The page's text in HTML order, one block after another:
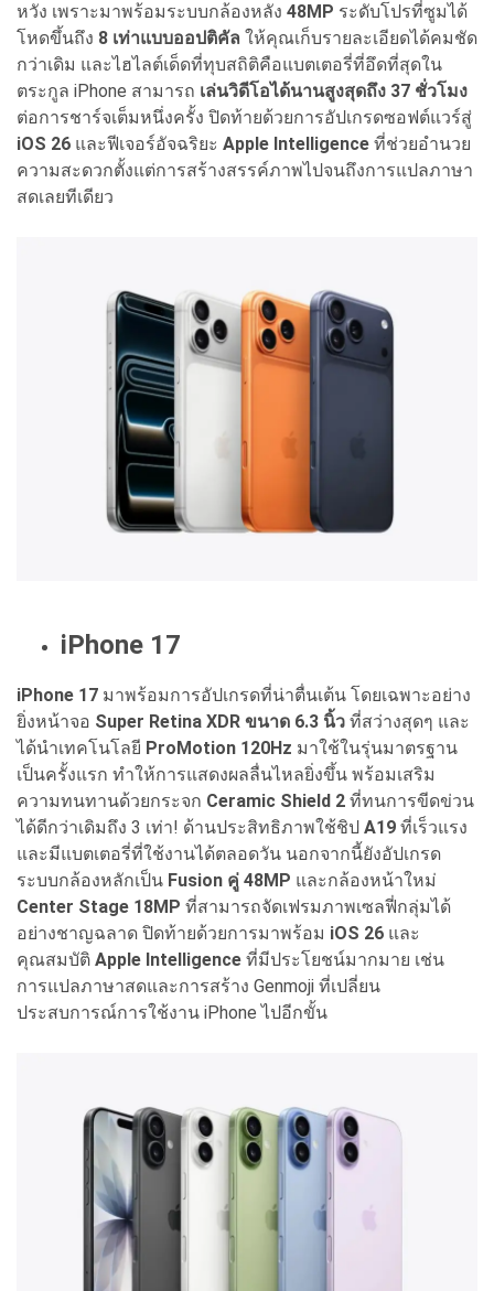
หวัง เพราะมาพร้อมระบบกล้องหลัง 48MP ระดับโปรที่ซูมได้
โหดขึ้นถึง 8 เท่าแบบออปติคัล ให้คุณเก็บรายละเอียดได้คมชัด
กว่าเดิม และไฮไลต์เด็ดที่ทุบสถิติคือแบตเตอรี่ที่อึดที่สุดใน
ตระกูล iPhone สามารถ เล่นวิดีโอได้นานสูงสุดถึง 37 ชั่วโมง
ต่อการชาร์จเต็มหนึ่งครั้ง ปิดท้ายด้วยการอัปเกรดซอฟต์แวร์สู่
iOS 26 และฟีเจอร์อัจฉริยะ Apple Intelligence ที่ช่วยอำนวย
ความสะดวกตั้งแต่การสร้างสรรค์ภาพไปจนถึงการแปลภาษา
สดเลยทีเดียว
iPhone 17
iPhone 17 มาพร้อมการอัปเกรดที่น่าตื่นเต้น โดยเฉพาะอย่าง
ยิ่งหน้าจอ Super Retina XDR ขนาด 6.3 นิ้ว ที่สว่างสุดๆ และ
ได้นำเทคโนโลยี ProMotion 120Hz มาใช้ในรุ่นมาตรฐาน
เป็นครั้งแรก ทำให้การแสดงผลลื่นไหลยิ่งขึ้น พร้อมเสริม
ความทนทานด้วยกระจก Ceramic Shield 2 ที่ทนการขีดข่วน
ได้ดีกว่าเดิมถึง 3 เท่า! ด้านประสิทธิภาพใช้ชิป A19 ที่เร็วแรง
และมีแบตเตอรี่ที่ใช้งานได้ตลอดวัน นอกจากนี้ยังอัปเกรด
ระบบกล้องหลักเป็น Fusion คู่ 48MP และกล้องหน้าใหม่
Center Stage 18MP ที่สามารถจัดเฟรมภาพเซลฟี่กลุ่มได้
อย่างชาญฉลาด ปิดท้ายด้วยการมาพร้อม iOS 26 และ
คุณสมบัติ Apple Intelligence ที่มีประโยชน์มากมาย เช่น
การแปลภาษาสดและการสร้าง Genmoji ที่เปลี่ยน
ประสบการณ์การใช้งาน iPhone ไปอีกขั้น